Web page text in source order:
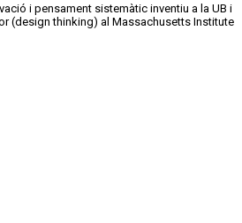
i pensament sistemàtic inventiu a la UB i
(design thinking) al Massachusetts Institute